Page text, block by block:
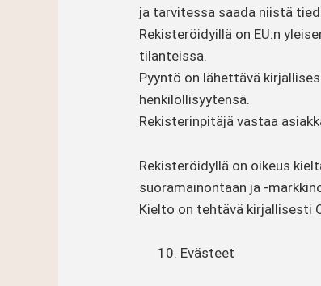
ja tarvitessa saada niistä
Rekisteröidyillä on EU:n
tilanteissa.
Pyyntö on lähettävä
henkilöllisyytensä.
Rekisterinpitäjä vastaa
Rekisteröidyllä on oikeus
suoramainontaan ja -
Kielto on tehtävä kirjallisesti
Evästeet